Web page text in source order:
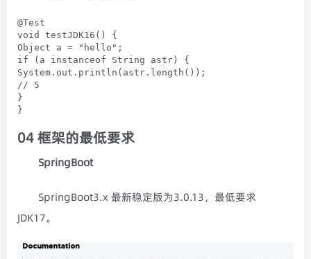
@Test
void testJDK16() {
Object a = "hello";
if (a instanceof String astr) {
System.out.println(astr.length());
// 5
}
}
04 框架的最低要求
SpringBoot
SpringBoot3.x最新稳定版为3.0.13，最低要求
JDK17。